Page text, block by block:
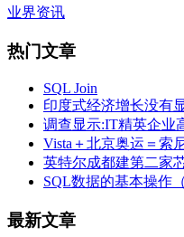
业界资讯
热门文章
SQL Join
印度式经济增长没有
调查显示:IT精英企业
Vista＋北京奥运＝索
英特尔成都建第二家
SQL数据的基本操作
最新文章